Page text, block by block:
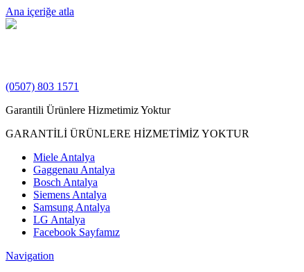
Ana içeriğe atla
(0507) 803 1571
Garantili Ürünlere Hizmetimiz Yoktur
GARANTİLİ ÜRÜNLERE HİZMETİMİZ YOKTUR
Miele Antalya
Gaggenau Antalya
Bosch Antalya
Siemens Antalya
Samsung Antalya
LG Antalya
Facebook Sayfamız
Navigation